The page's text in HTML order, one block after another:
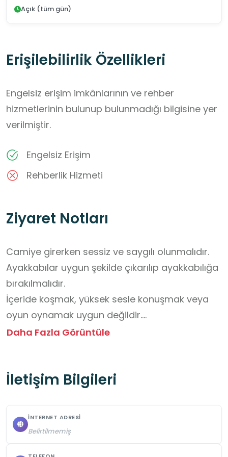
Açık (tüm gün)
Erişilebilirlik Özellikleri
Engelsiz erişim imkânlarının ve rehber
hizmetlerinin bulunup bulunmadığı bilgisine yer
verilmiştir.
Engelsiz Erişim
Rehberlik Hizmeti
Ziyaret Notları
Camiye girerken sessiz ve saygılı olunmalıdır.
Ayakkabılar uygun şekilde çıkarılıp ayakkabılığa
bırakılmalıdır.
İçeride koşmak, yüksek sesle konuşmak veya
oyun oynamak uygun değildir.
Namaz kılan büyüklerin dikkatini dağıtmamaya
temiz tutulmalı ve bu eşyalara zarar
Cami, ibadet ve huzur yeri olduğu için
Daha Fazla Görüntüle
İletişim Bilgileri
İNTERNET ADRESI
Belirtilmemiş